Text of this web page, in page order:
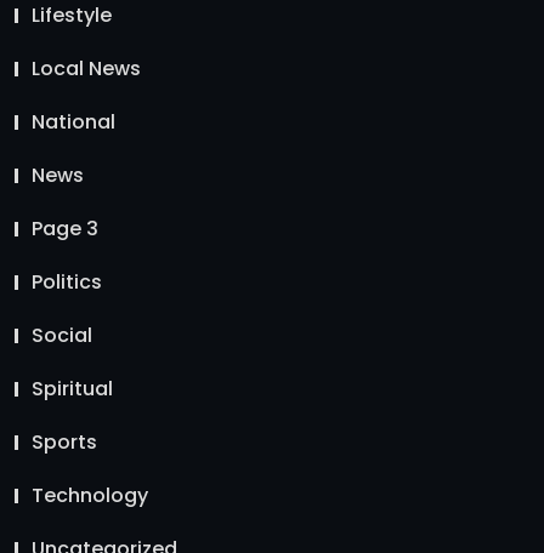
Lifestyle
Local News
National
News
Page 3
Politics
Social
Spiritual
Sports
Technology